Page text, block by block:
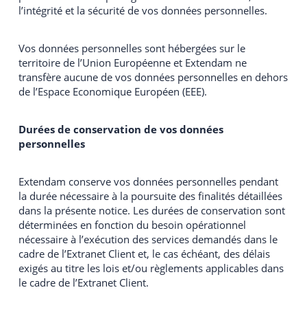
l’intégrité et la sécurité de vos données personnelles.
Vos données personnelles sont hébergées sur le
territoire de l’Union Européenne et Extendam ne
transfère aucune de vos données personnelles en dehors
de l’Espace Economique Européen (EEE).
Durées de conservation de vos données
personnelles
Extendam conserve vos données personnelles pendant
la durée nécessaire à la poursuite des finalités détaillées
dans la présente notice. Les durées de conservation sont
déterminées en fonction du besoin opérationnel
nécessaire à l’exécution des services demandés dans le
cadre de l’Extranet Client et, le cas échéant, des délais
exigés au titre les lois et/ou règlements applicables dans
le cadre de l’Extranet Client.